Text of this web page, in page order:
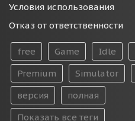
Условия использования
Отказ от ответственности
free Game Idle
Premium
Simulator
версия
полная
Показать все теги